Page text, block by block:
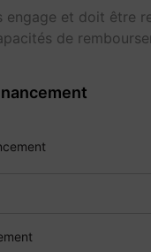
de vitesse
côte
ton caisse
avec reconnaissance des
de changement de
engage et doit être
de